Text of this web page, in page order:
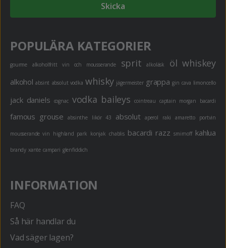
Skicka
POPULÄRA KATEGORIER
gourme alkoholfritt vin och mousserande sprit alkoläsk öl whiskey
alkohol absint absolut vodka whisky jägermeister grappa gin cava limoncello
jack daniels cognac vodka baileys cointreau captain morgan bacardi
famous grouse absinthe likör 43 absolut aperol raki amaretto portvin
mousserande vin highland park konjak chablis bacardi razz smirnoff kahlua
brandy xante campari glenfiddich
INFORMATION
FAQ
Så här handlar du
Vad säger lagen?